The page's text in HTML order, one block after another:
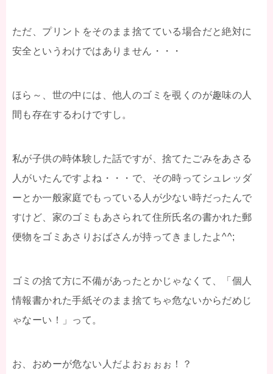
ただ、プリントをそのまま捨てている場合だと絶対に
安全というわけではありません・・・
ほら～、世の中には、他人のゴミを覗くのが趣味の人
間も存在するわけですし。
私が子供の時体験した話ですが、捨てたごみをあさる
人がいたんですよね・・・で、その時ってシュレッダ
ーとか一般家庭でもっている人が少ない時だったんで
すけど、家のゴミもあさられて住所氏名の書かれた郵
便物をゴミあさりおばさんが持ってきましたよ^^;
ゴミの捨て方に不備があったとかじゃなくて、「個人
情報書かれた手紙そのまま捨てちゃ危ないからだめじ
ゃなーい！」って。
お、おめーが危ない人だよおぉぉぉ！？